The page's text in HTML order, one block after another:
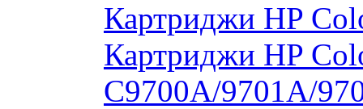
Картриджи HP
Картриджи HP
C9700A/9701A/